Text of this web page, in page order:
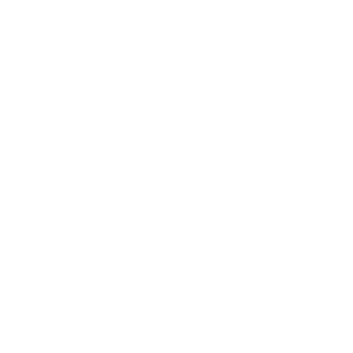
Financieras Interbancarias Mundiales"), una red
por letras y números. El BIC es necesario para
casos, optan tener un código SWIFT específico para
XXX, se refiere a la sede bancaria central. Si no, se
la cuenta de su destinatario y anular el pago.
y pedir que se anule la transferencia.